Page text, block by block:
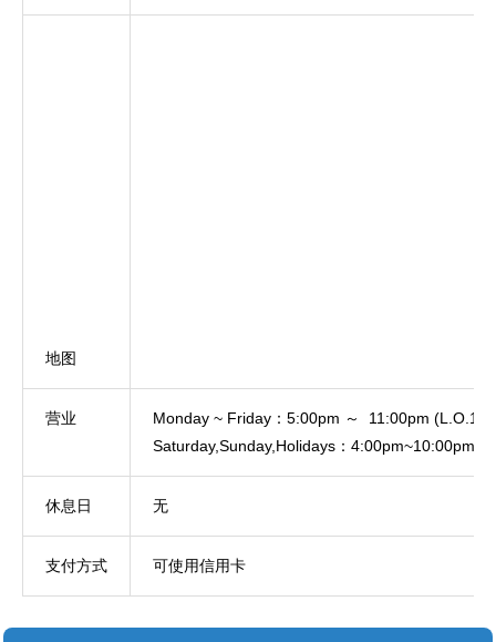
地图
营业
Monday ~ Friday：5:00pm ～ 11:00pm
Saturday,Sunday,Holidays：
休息日 无
支付方式 可使用信用卡